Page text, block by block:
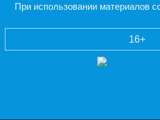
При использовании материалов
16+